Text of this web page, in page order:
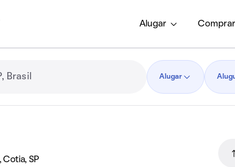
Alugar Comprar
Alugar
Cotia, SP